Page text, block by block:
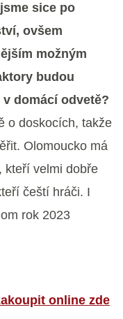
sice po
ovšem
možným
budou
domácí odvetě?
o doskocích, takže
Olomoucko má
kteří velmi dobře
čeští hráči. I
rok 2023
online zde